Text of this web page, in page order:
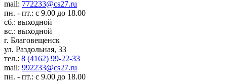
mail: 772233@cs27.ru
пн. - пт.: с 9.00 до 18.00
сб.: выходной
вс.: выходной
г. Благовещенск
ул. Раздольная, 33
тел.: 8 (4162) 99-22-33
mail: 992233@cs27.ru
пн. - пт.: с 9.00 до 18.00